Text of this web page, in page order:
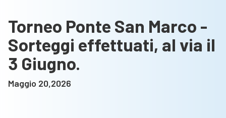
Torneo Ponte San Marco -
Sorteggi effettuati, al via il
3 Giugno.
Maggio 20,2026